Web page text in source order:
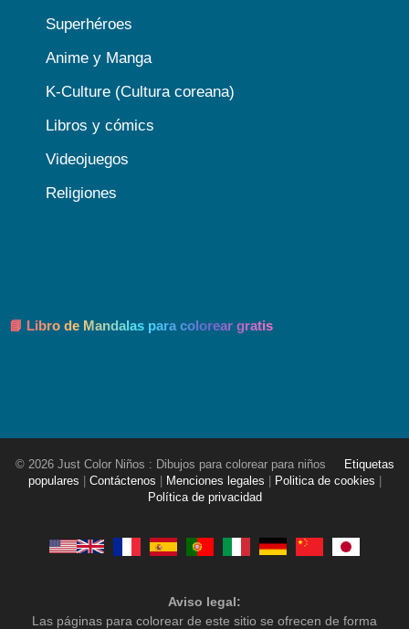
Superhéroes
Anime y Manga
K-Culture (Cultura coreana)
Libros y cómics
Videojuegos
Religiones
📘 Libro de Mandalas para colorear gratis
© 2026 Just Color Niños : Dibujos para colorear para niños
Etiquetas
populares
Contáctenos Menciones legales Politica de cookies
Política de privacidad
Aviso legal:
Las páginas para colorear de este sitio se ofrecen de forma